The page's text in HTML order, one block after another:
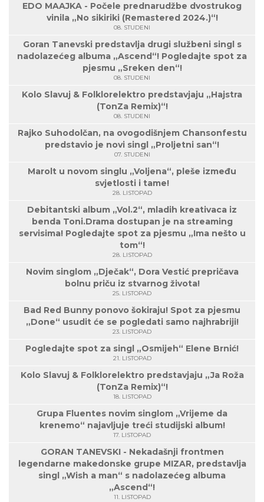
EDO MAAJKA - Počele prednarudžbe dvostrukog
vinila „No sikiriki (Remastered 2024.)“!
08. STUDENI
Goran Tanevski predstavlja drugi službeni singl s
nadolazećeg albuma „Ascend“! Pogledajte spot za
pjesmu „Sreken den“!
08. STUDENI
Kolo Slavuj & Folklorelektro predstavjaju „Hajstra
(TonZa Remix)“!
08. STUDENI
Rajko Suhodolčan, na ovogodišnjem Chansonfestu
predstavio je novi singl „Proljetni san“!
07. STUDENI
Marolt u novom singlu „Voljena“, pleše između
svjetlosti i tame!
28. LISTOPAD
Debitantski album „Vol.2“, mladih kreativaca iz
benda Toni.Drama dostupan je na streaming
servisima! Pogledajte spot za pjesmu „Ima nešto u
tom“!
28. LISTOPAD
Novim singlom „Dječak“, Dora Vestić prepričava
bolnu priču iz stvarnog života!
25. LISTOPAD
Bad Red Bunny ponovo šokiraju! Spot za pjesmu
„Done“ usudit će se pogledati samo najhrabriji!
23. LISTOPAD
Pogledajte spot za singl „Osmijeh“ Elene Brnić!
21. LISTOPAD
Kolo Slavuj & Folklorelektro predstavjaju „Ja Roža
(TonZa Remix)“!
18. LISTOPAD
Grupa Fluentes novim singlom „Vrijeme da
krenemo“ najavljuje treći studijski album!
17. LISTOPAD
GORAN TANEVSKI - Nekadašnji frontmen
legendarne makedonske grupe MIZAR, predstavlja
singl „Wish a man“ s nadolazećeg albuma
„Ascend“!
11. LISTOPAD